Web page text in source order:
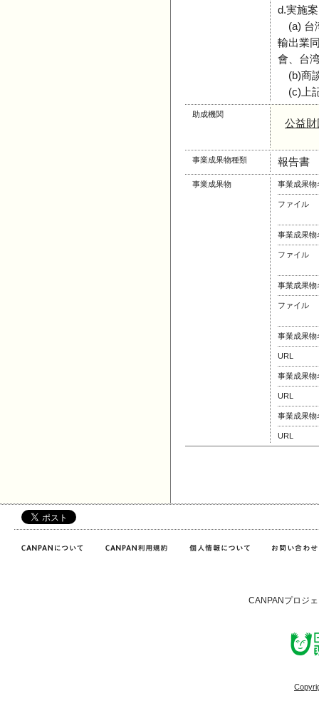
d.実施案
(a) 台
輸出業
會、台
(b)商
(c)上
助成機関
公益
事業成果物種類 報告書
事業成果物 事業成果物
ファイル
事業成果物
ファイル
事業成果物
ファイル
事業成果物
URL
事業成果物
URL
事業成果物
URL
CANPANプロジ